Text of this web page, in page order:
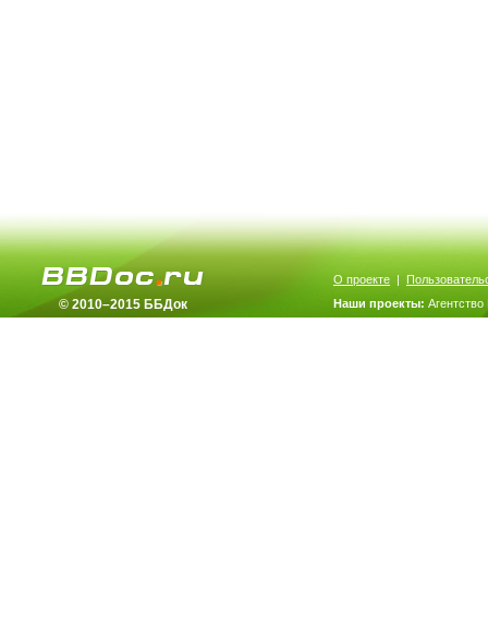
© 2010–2015 ББДок
О проекте |
Наши проекты: